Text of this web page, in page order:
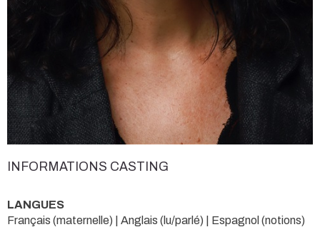
INFORMATIONS CASTING
LANGUES
Français (maternelle) | Anglais (lu/parlé) | Espagnol (notions)